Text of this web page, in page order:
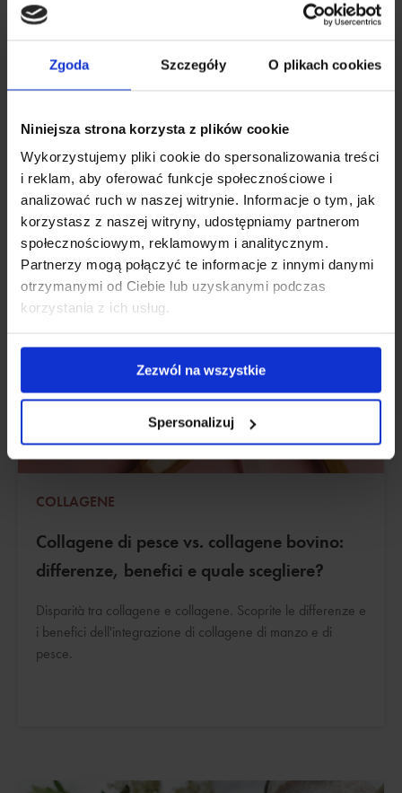
Zgoda Szczegóły O plikach cookies
Niniejsza strona korzysta z plików cookie
Wykorzystujemy pliki cookie do spersonalizowania treści
i reklam, aby oferować funkcje społecznościowe i
analizować ruch w naszej witrynie. Informacje o tym, jak
korzystasz z naszej witryny, udostępniamy partnerom
społecznościowym, reklamowym i analitycznym.
Partnerzy mogą połączyć te informacje z innymi danymi
otrzymanymi od Ciebie lub uzyskanymi podczas
korzystania z ich usług.
Zezwól na wszystkie
Spersonalizuj
importanti
Scoprite cosa può dirvi l'aspetto delle vostre feci in merito
alla vostra dieta, al vostro stile di vita, alle malattie o ai
COLLAGENE
Collagene di pesce vs. collagene bovino:
differenze, benefici e quale scegliere?
Disparità tra collagene e collagene. Scoprite le differenze e
i benefici dell'integrazione di collagene di manzo e di
pesce.